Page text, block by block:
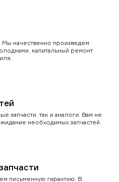
Мы качественно произведем
капитальный ремонт
запчасти, так и аналоги. Вам не
необходимых запчастей.
письменную гарантию. В